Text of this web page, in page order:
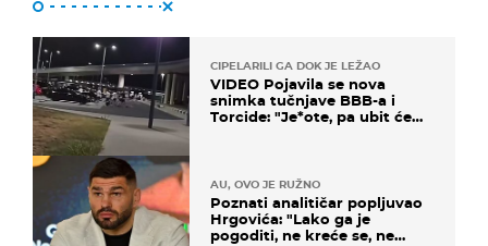
CIPELARILI GA DOK JE LEŽAO
VIDEO Pojavila se nova
snimka tučnjave BBB-a i
Torcide: "Je*ote, pa ubit će
AU, OVO JE RUŽNO
Poznati analitičar popljuvao
Hrgovića: "Lako ga je
pogoditi, ne kreće se, ne